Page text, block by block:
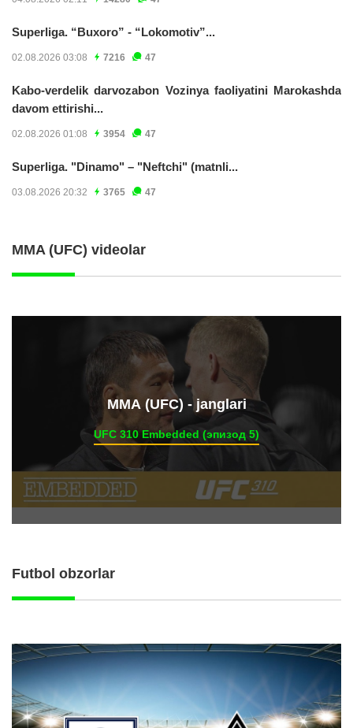
Superliga. “Buxoro” - “Lokomotiv”...
02.08.2026 03:08 7216 47
Kabo-verdelik darvozabon Vozinya faoliyatini Marokashda
davom ettirishi...
02.08.2026 01:08 3954 47
Superliga. "Dinamo" – "Neftchi" (matnli...
03.08.2026 20:32 3765 47
MMA (UFC) videolar
ММА (UFC) - janglari
UFC 310 Embedded (эпизод 5)
Futbol obzorlar